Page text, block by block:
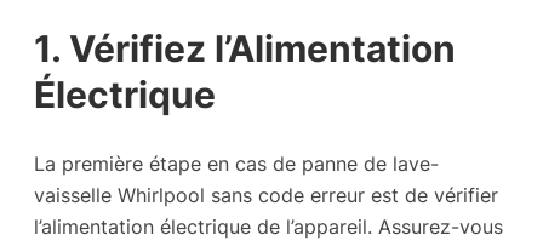
1. Vérifiez l’Alimentation
Électrique
La première étape en cas de panne de lave-
vaisselle Whirlpool sans code erreur est de vérifier
l’alimentation électrique de l’appareil. Assurez-vous